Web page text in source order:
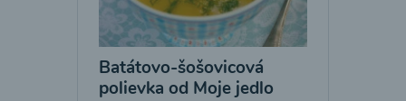
Batátovo-šošovicová
polievka od Moje jedlo